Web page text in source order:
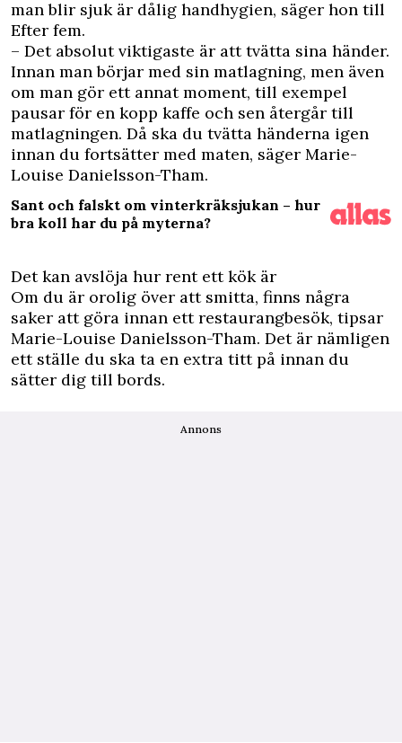
man blir sjuk är dålig handhygien, säger hon till
Efter fem.
– Det absolut viktigaste är att tvätta sina händer.
Innan man börjar med sin matlagning, men även
om man gör ett annat moment, till exempel
pausar för en kopp kaffe och sen återgår till
matlagningen. Då ska du tvätta händerna igen
innan du fortsätter med maten, säger Marie-
Louise Danielsson-Tham.
Sant och falskt om vinterkräksjukan – hur
bra koll har du på myterna?
Det kan avslöja hur rent ett kök är
Om du är orolig över att smitta, finns några
saker att göra innan ett restaurangbesök, tipsar
Marie-Louise Danielsson-Tham. Det är nämligen
ett ställe du ska ta en extra titt på innan du
sätter dig till bords.
Annons